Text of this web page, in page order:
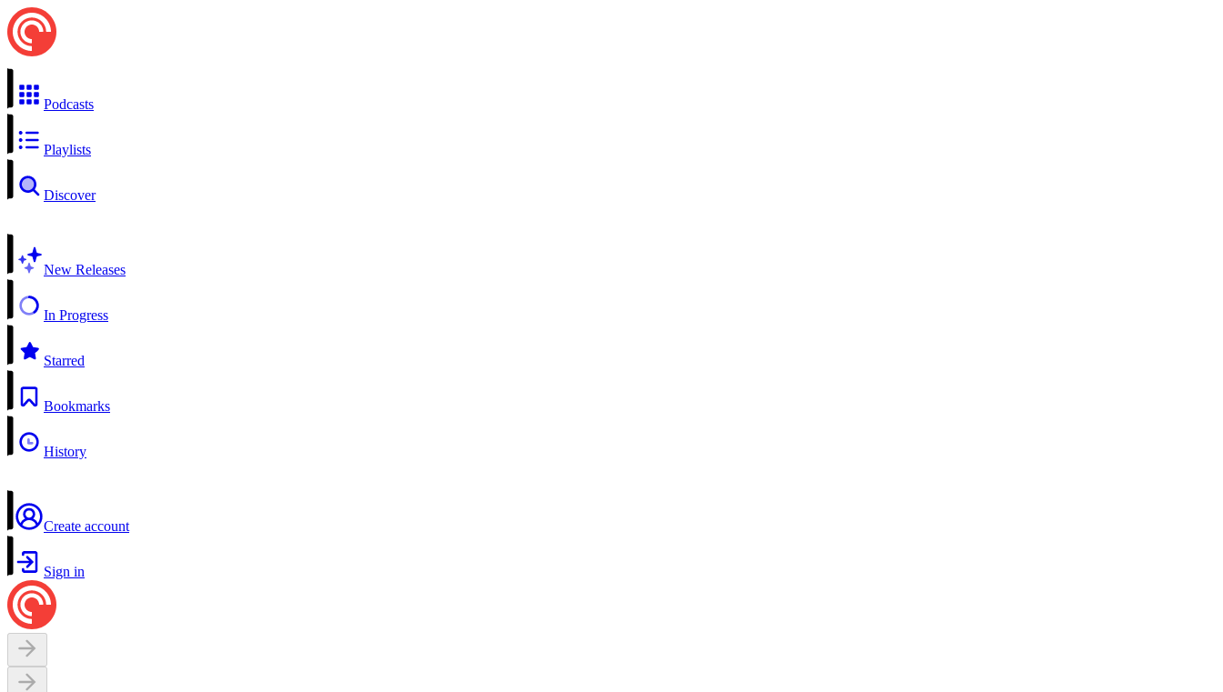
Podcasts
Playlists
Discover
New Releases
In Progress
Starred
Bookmarks
History
Create account
Sign in